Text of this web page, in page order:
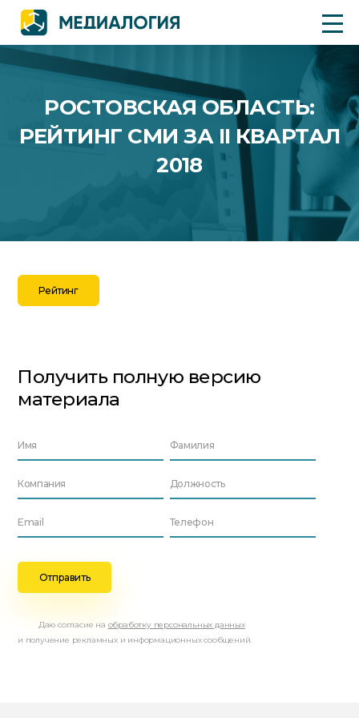
РОСТОВСКАЯ ОБЛАСТЬ:
РЕЙТИНГ СМИ ЗА II КВАРТАЛ
2018
Рейтинг
Получить полную версию
материала
Даю согласие на обработку персональных данных
и получение рекламных и информационных сообщений.